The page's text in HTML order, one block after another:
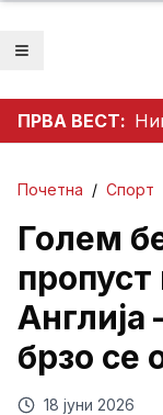
Отвори мени
ПРВА ВЕСТ:
Почетна / Спорт
Голем
брзо се
18 јуни 2026